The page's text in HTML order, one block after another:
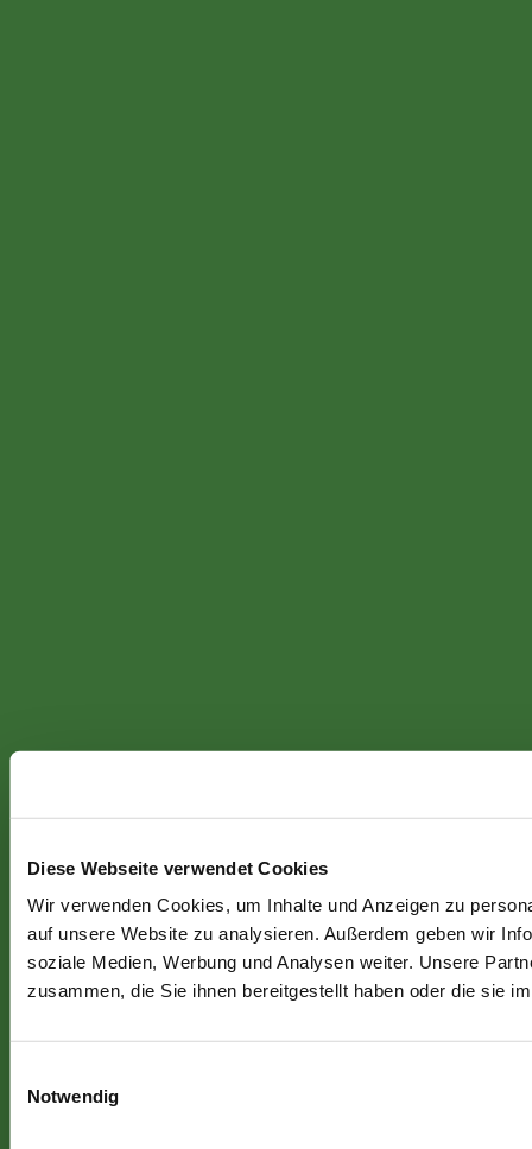
Diese Webseite verwendet Cookies
Wir verwenden Cookies, um Inhalte und Anzeigen zu
auf unsere Website zu analysieren. Außerdem geben wir
soziale Medien, Werbung und Analysen weiter. Unsere
zusammen, die Sie ihnen bereitgestellt haben oder die sie
Notwendig